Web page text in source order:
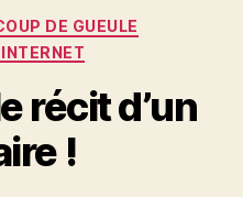
DE GUEULE
récit d’un
!